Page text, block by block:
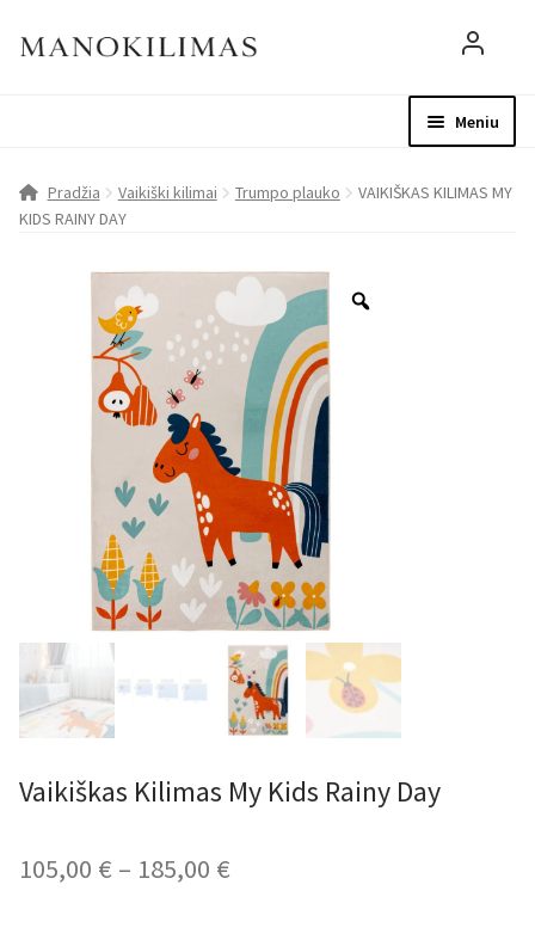
Meniu
Pradžia Vaikiški kilimai Trumpo plauko
VAIKIŠKAS KILIMAS MY
KIDS RAINY DAY
Vaikiškas Kilimas My Kids Rainy Day
105,00 € – 185,00 €